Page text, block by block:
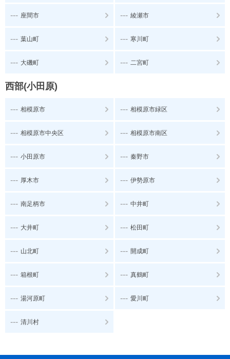
--- 座間市 --- 綾瀬市
--- 葉山町 --- 寒川町
--- 大磯町 --- 二宮町
西部(小田原)
--- 相模原市 --- 相模原市緑区
--- 相模原市中央区 --- 相模原市南区
--- 小田原市 --- 秦野市
--- 厚木市 --- 伊勢原市
--- 南足柄市 --- 中井町
--- 大井町 --- 松田町
--- 山北町 --- 開成町
--- 箱根町 --- 真鶴町
--- 湯河原町 --- 愛川町
--- 清川村